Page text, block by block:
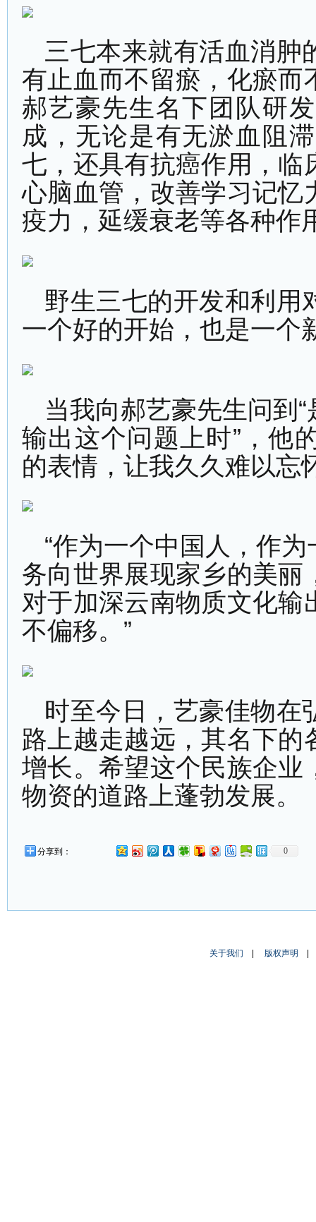
三七本来就有活血消肿
有止血而不留瘀，化瘀而
郝艺豪先生名下团队研
成，无论是有无淤血阻
七，还具有抗癌作用，临
心脑血管，改善学习记忆
疫力，延缓衰老等各种作
野生三七的开发和利用
一个好的开始，也是一个
当我向郝艺豪先生问到
输出这个问题上时”，他
的表情，让我久久难以忘
“作为一个中国人，作
务向世界展现家乡的美
对于加深云南物质文化
不偏移。”
时至今日，艺豪佳物在
路上越走越远，其名下
增长。希望这个民族企业
物资的道路上蓬勃发展。
分享到： 0
关于我们 | 版权声明